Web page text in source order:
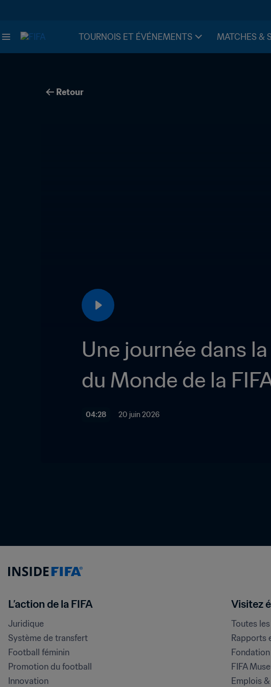
TOURNOIS ET ÉVÉNEMENTS MATCHES &
Retour
Une journée dans
du Monde de la
04:28 20 juin 2026
L’action de la FIFA
Juridique
Système de transfert
Football féminin
Promotion du football
Innovation
Visitez
Toutes
Rapports
Fondation
FIFA
Emplois